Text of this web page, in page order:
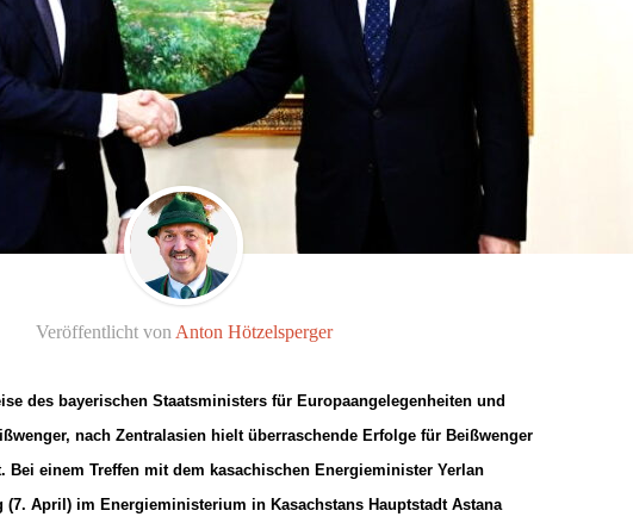
Veröffentlicht von Anton Hötzelsperger
des bayerischen Staatsministers für Europaangelegenheiten und
nach Zentralasien hielt überraschende Erfolge für Beißwenger
Bei einem Treffen mit dem kasachischen Energieminister Yerlan
(7. April) im Energieministerium in Kasachstans Hauptstadt Astana